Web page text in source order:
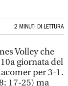
2 MINUTI DI LETTURA
Volley che
giornata del
per 3-1.
17-25) ma